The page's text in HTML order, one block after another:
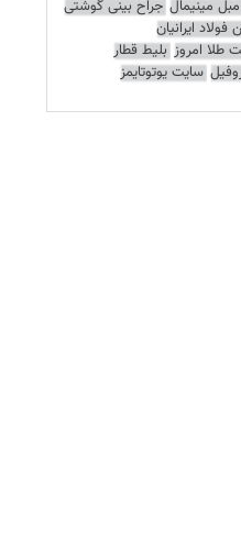
مبل مینیمال جراح بینی گوشتی
ایرانیان
طلا امروز بلیط قطار
سایت یوتوتایمز